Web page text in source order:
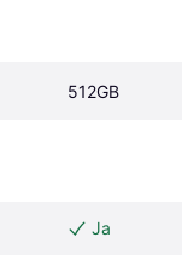
512GB
Ja